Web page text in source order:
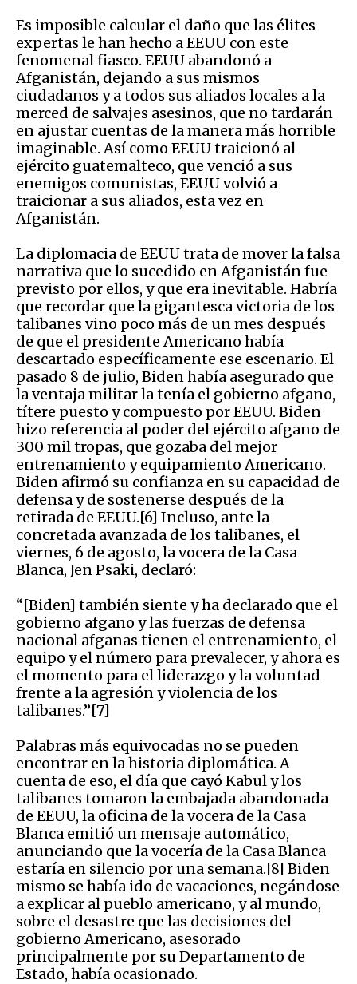
Es imposible calcular el daño que las élites
expertas le han hecho a EEUU con este
fenomenal fiasco. EEUU abandonó a
Afganistán, dejando a sus mismos
ciudadanos y a todos sus aliados locales a la
merced de salvajes asesinos, que no tardarán
en ajustar cuentas de la manera más horrible
imaginable. Así como EEUU traicionó al
ejército guatemalteco, que venció a sus
enemigos comunistas, EEUU volvió a
traicionar a sus aliados, esta vez en
Afganistán.
La diplomacia de EEUU trata de mover la falsa
narrativa que lo sucedido en Afganistán fue
previsto por ellos, y que era inevitable. Habría
que recordar que la gigantesca victoria de los
talibanes vino poco más de un mes después
de que el presidente Americano había
descartado específicamente ese escenario. El
pasado 8 de julio, Biden había asegurado que
la ventaja militar la tenía el gobierno afgano,
títere puesto y compuesto por EEUU. Biden
hizo referencia al poder del ejército afgano de
300 mil tropas, que gozaba del mejor
entrenamiento y equipamiento Americano.
Biden afirmó su confianza en su capacidad de
defensa y de sostenerse después de la
retirada de EEUU.[6] Incluso, ante la
concretada avanzada de los talibanes, el
viernes, 6 de agosto, la vocera de la Casa
Blanca, Jen Psaki, declaró:
“[Biden] también siente y ha declarado que el
gobierno afgano y las fuerzas de defensa
nacional afganas tienen el entrenamiento, el
equipo y el número para prevalecer, y ahora es
el momento para el liderazgo y la voluntad
frente a la agresión y violencia de los
talibanes.”[7]
Palabras más equivocadas no se pueden
encontrar en la historia diplomática. A
cuenta de eso, el día que cayó Kabul y los
talibanes tomaron la embajada abandonada
de EEUU, la oficina de la vocera de la Casa
Blanca emitió un mensaje automático,
anunciando que la vocería de la Casa Blanca
estaría en silencio por una semana.[8] Biden
mismo se había ido de vacaciones, negándose
a explicar al pueblo americano, y al mundo,
sobre el desastre que las decisiones del
gobierno Americano, asesorado
principalmente por su Departamento de
Estado, había ocasionado.